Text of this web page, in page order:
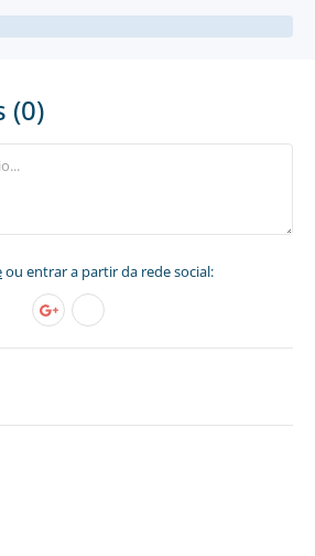
(0)
ou entrar a partir da rede social: